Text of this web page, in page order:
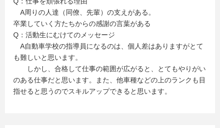
A周りの人達（同僚、先輩）の支えがある。
卒業していく方たちからの感謝の言葉がある
Q：活動生にむけてのメッセージ
A自動車学校の指導員になるのは、個人差はありますがとて
も難しいと思います。
しかし、合格して仕事の範囲が広がると、とてもやりがい
のある仕事だと思います。また、他車種などの上のランクも目
指せると思うのでスキルアップできると思います。